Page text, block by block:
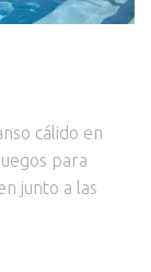
cálido en
para
junto a las